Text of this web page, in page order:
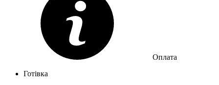
Оплата
Готівка